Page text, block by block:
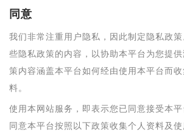
同意
我们非常注重用户隐私，因此制定隐私政
些隐私政策的内容，以协助本平台为您提
策内容涵盖本平台如何经由使用本平台而
料。
使用本网站服务，即表示您已同意接受本
同意本平台按照以下政策收集个人资料及使